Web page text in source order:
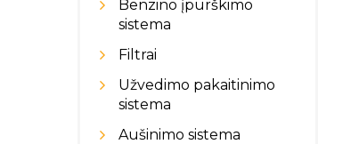
Benzino įpurškimo
sistema
Filtrai
Užvedimo pakaitinimo
sistema
Aušinimo sistema